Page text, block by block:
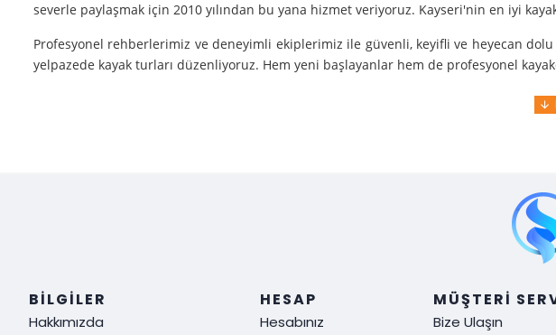
severle paylaşmak için 2010 yılından bu yana hizmet veriyoruz. Kayseri'nin en iyi
Profesyonel rehberlerimiz ve deneyimli ekiplerimiz ile güvenli, keyifli ve heyecan
yelpazede kayak turları düzenliyoruz. Hem yeni başlayanlar hem de profesyonel
Güvenlik: Kayak yaparken güvenliğiniz bizim için her şeyden önce gelir. En kaliteli
Müşteri Memnuniyeti: Sizin tatmin olmanız bizim için her şey demek. Tüm detayları
ediyoruz!
BILGILER
Hakkımızda
HESAP
Hesabınız
MÜŞTERI
Bize Ulaşın